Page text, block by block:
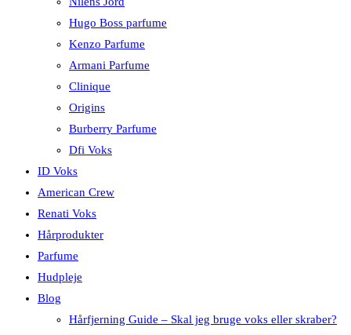
Hugo Boss parfume
Kenzo Parfume
Armani Parfume
Clinique
Origins
Burberry Parfume
Dfi Voks
ID Voks
American Crew
Renati Voks
Hårprodukter
Parfume
Hudpleje
Blog
Hårfjerning Guide – Skal jeg bruge voks eller skraber?